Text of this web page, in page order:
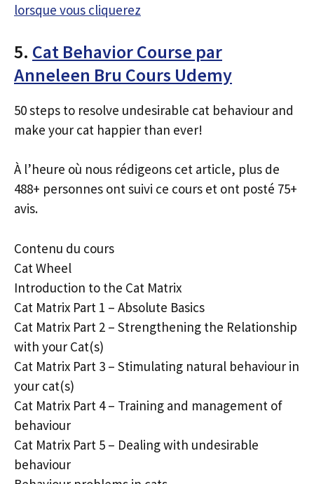
lorsque vous cliquerez
5. Cat Behavior Course par
Anneleen Bru Cours Udemy
50 steps to resolve undesirable cat behaviour and
make your cat happier than ever!
À l’heure où nous rédigeons cet article, plus de
488+ personnes ont suivi ce cours et ont posté 75+
avis.
Contenu du cours
Cat Wheel
Introduction to the Cat Matrix
Cat Matrix Part 1 – Absolute Basics
Cat Matrix Part 2 – Strengthening the Relationship
with your Cat(s)
Cat Matrix Part 3 – Stimulating natural behaviour in
your cat(s)
Cat Matrix Part 4 – Training and management of
behaviour
Cat Matrix Part 5 – Dealing with undesirable
behaviour